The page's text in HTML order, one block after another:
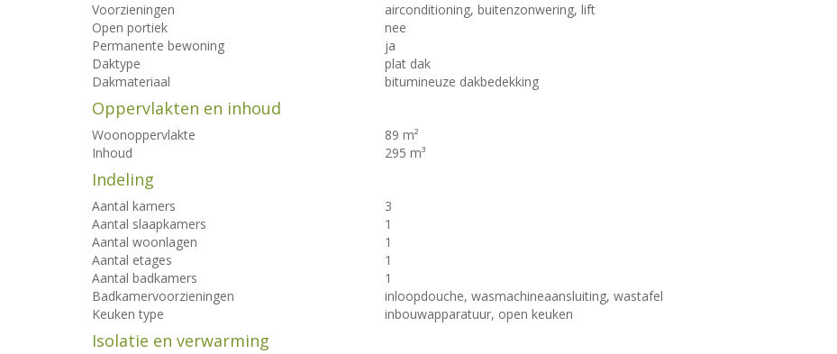
Voorzieningen
airconditioning, buitenzonwering, lift
Open portiek
nee
Permanente bewoning
ja
Daktype
plat dak
Dakmateriaal
bitumineuze dakbedekking
Oppervlakten en inhoud
Woonoppervlakte
89 m²
Inhoud
295 m³
Indeling
Aantal kamers
3
Aantal slaapkamers
1
Aantal woonlagen
1
Aantal etages
1
Aantal badkamers
1
Badkamervoorzieningen
inloopdouche, wasmachineaansluiting, wastafel
Keuken type
inbouwapparatuur, open keuken
Isolatie en verwarming